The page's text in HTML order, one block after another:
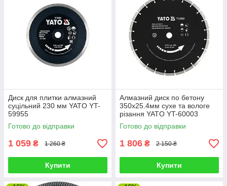
Диск для плитки алмазний
суцільний 230 мм YATO YT-
59955
Готово до відправки
1 059 ₴ 1 260 ₴
Купити
Алмазний диск по бетону
350х25.4мм сухе та вологе
різання YATO YT-60003
Готово до відправки
1 806 ₴ 2 150 ₴
Купити